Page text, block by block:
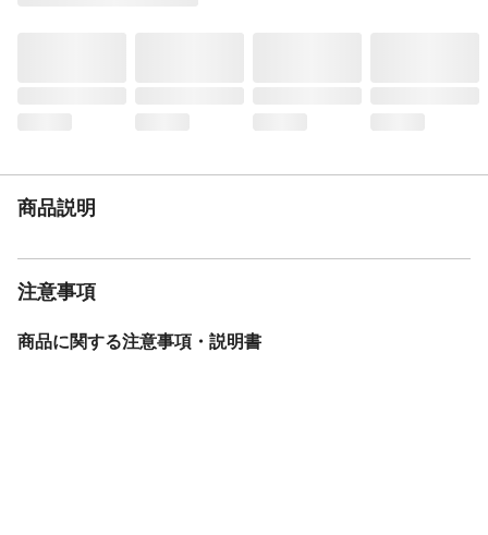
商品説明
注意事項
商品に関する注意事項・説明書